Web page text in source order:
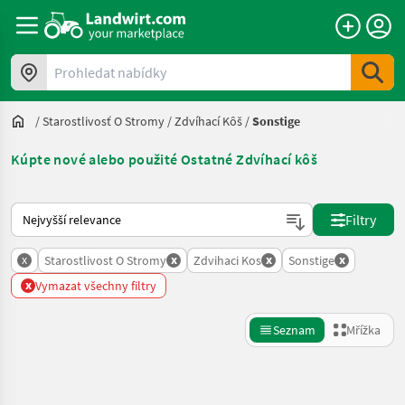
Prohledat nabídky
/Starostlivosť O Stromy /Zdvíhací Kôš /Sonstige
Kúpte nové alebo použité Ostatné Zdvíhací kôš
Takto se řadí nabídky na Landwirt.com
Filtry
x Starostlivost O Stromy x Zdvihaci Kos x Sonstige x
x Vymazat všechny filtry
Seznam Mřížka